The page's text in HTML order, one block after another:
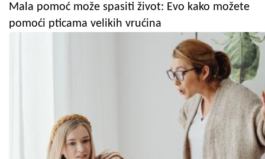
Mala pomoć može spasiti život: Evo kako možete
pomoći pticama velikih vrućina